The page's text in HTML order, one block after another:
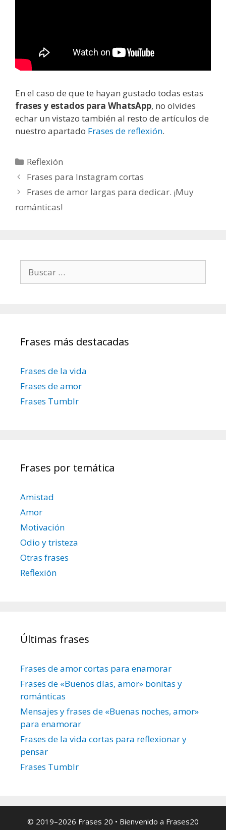
En el caso de que te hayan gustado todas estas
frases y estados para WhatsApp, no olvides
echar un vistazo también al resto de artículos de
nuestro apartado Frases de reflexión.
C
a
e
g
a
s
Reflexión
N
a
e
Frases para Instagram cortas
Frases de amor largas para dedicar. ¡Muy
románticas!
:Frases más destacadas
Frases de la vida
Frases de amor
Frases Tumblr
Frases por temática
Amistad
Amor
Motivación
Odio y tristeza
Otras frases
Reflexión
Últimas frases
Frases de amor cortas para enamorar
Frases de «Buenos días, amor» bonitas y
románticas
Mensajes y frases de «Buenas noches, amor»
para enamorar
Frases de la vida cortas para reflexionar y
pensar
Frases Tumblr
© 2019–2026 Frases 20 • Bienvenido a Frases20